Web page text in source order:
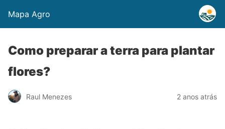
Mapa Agro
Como preparar a terra para plantar
flores?
Raul Menezes 2 anos atrás